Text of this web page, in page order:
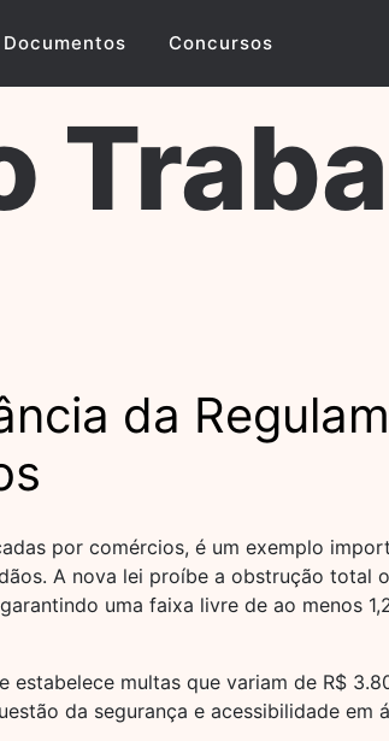
Documentos Concursos
da
por comércios, é um exemplo
A nova lei proíbe a obstrução total
uma faixa livre de ao menos
multas que variam de R$
da segurança e acessibilidade em